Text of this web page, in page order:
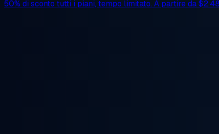
50% di sconto tutti i piani, tempo limitato. A partire da